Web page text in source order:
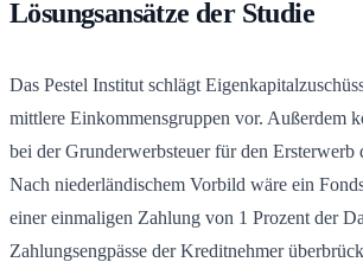
Lösungsansätze der Studie
Das Pestel Institut schlägt
mittlere Einkommensgruppen vor. Außerdem
bei der Grunderwerbsteuer für den Ersterwerb
Nach niederländischem Vorbild wäre ein
einer einmaligen Zahlung von 1 Prozent der
Zahlungsengpässe der Kreditnehmer